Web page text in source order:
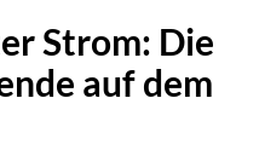
Strom: Die
auf dem